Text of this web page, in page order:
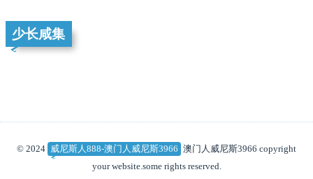
少长咸集
© 2024 威尼斯人888-澳门人威尼斯3966 澳门人威尼斯3966 copyright
your website.some rights reserved.